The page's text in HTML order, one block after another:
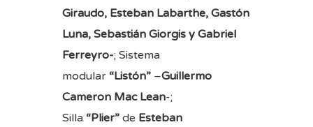
Giraudo, Esteban Labarthe, Gastón
Luna, Sebastián Giorgis y Gabriel
Ferreyro-; Sistema
modular “Listón” –Guillermo
Cameron Mac Lean-;
Silla “Plier” de Esteban